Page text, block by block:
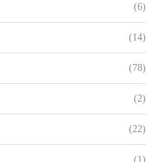
(6)
(14)
(78)
(2)
(22)
(1)